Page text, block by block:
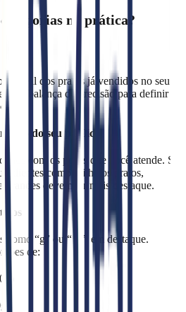
na prática?
real dos pratos já vendidos no seu
uma balança de precisão para definir a
do seu público
com os perfis que você atende. Se
clientes compartilha os pratos,
grandes devem ter mais destaque.
como “g” ou “ml” em destaque.
de: